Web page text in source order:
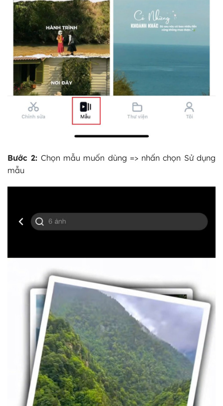
Bước 2: Chọn mẫu muốn dùng => nhấn chọn Sử dụng
mẫu